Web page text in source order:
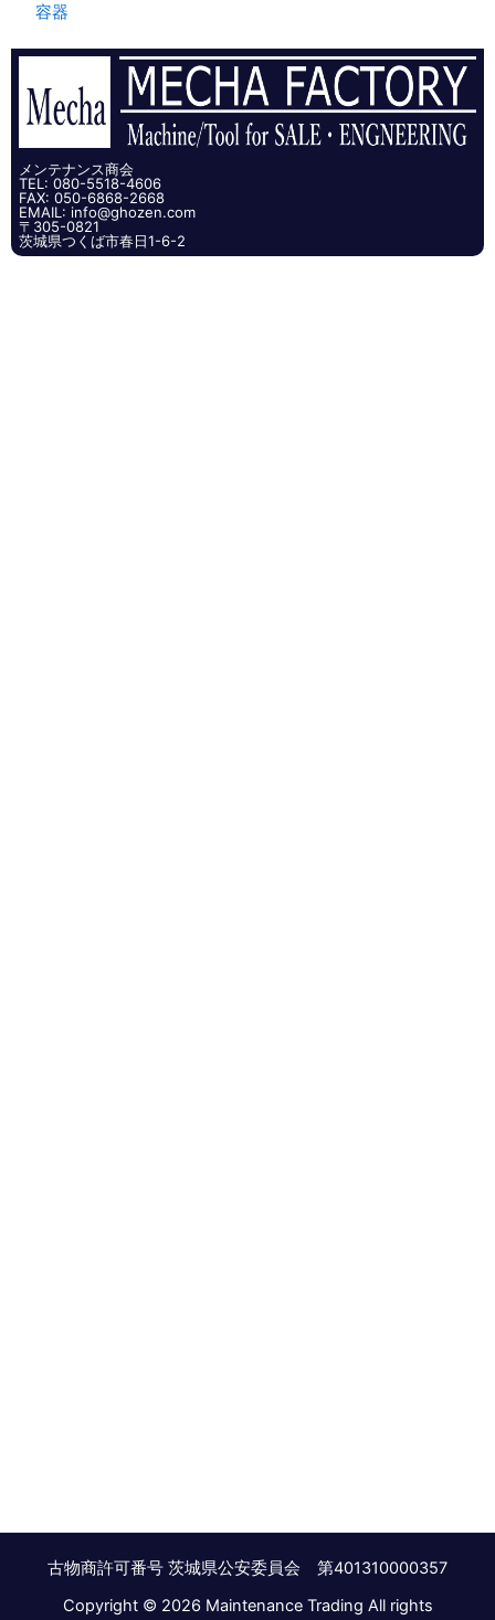
容器
メンテナンス商会
TEL: 080-5518-4606
FAX: 050-6868-2668
EMAIL: info@ghozen.com
〒305-0821
茨城県つくば市春日1-6-2
古物商許可番号 茨城県公安委員会 第401310000357
Copyright © 2026 Maintenance Trading All rights